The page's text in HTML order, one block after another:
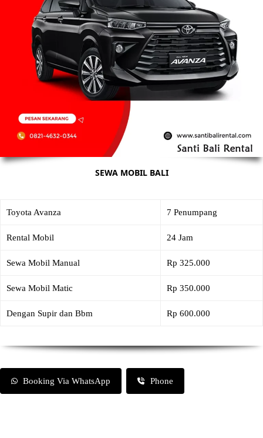
SEWA MOBIL BALI
Toyota Avanza 7 Penumpang
Rental Mobil 24 Jam
Sewa Mobil Manual Rp 325.000
Sewa Mobil Matic Rp 350.000
Dengan Supir dan Bbm Rp 600.000
Booking Via WhatsApp Phone